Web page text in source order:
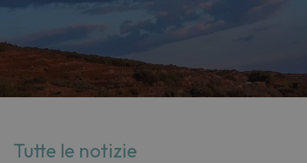
Tutte le notizie